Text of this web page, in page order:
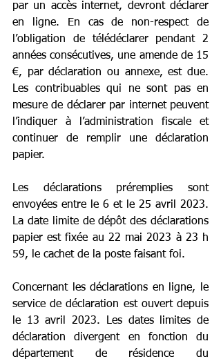
par un accès internet, devront déclarer
en ligne. En cas de non-respect de
l’obligation de télédéclarer pendant 2
années consécutives, une amende de 15
€, par déclaration ou annexe, est due.
Les contribuables qui ne sont pas en
mesure de déclarer par internet peuvent
l’indiquer à l’administration fiscale et
continuer de remplir une déclaration
papier.
Les déclarations préremplies sont
envoyées entre le 6 et le 25 avril 2023.
La date limite de dépôt des déclarations
papier est fixée au 22 mai 2023 à 23 h
59, le cachet de la poste faisant foi.
Concernant les déclarations en ligne, le
service de déclaration est ouvert depuis
le 13 avril 2023. Les dates limites de
déclaration divergent en fonction du
département de résidence du